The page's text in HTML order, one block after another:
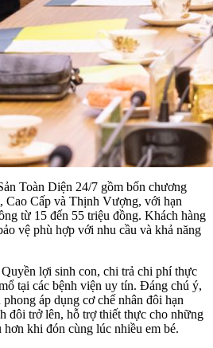
Toàn Diện 24/7 gồm bốn chương
Cấp và Thịnh Vượng, với hạn
từ 15 đến 55 triệu đồng. Khách hàng
vệ phù hợp với nhu cầu và khả năng
lợi sinh con, chi trả chi phí thực
tại các bệnh viện uy tín. Đáng chú ý,
áp dụng cơ chế nhân đôi hạn
đôi trở lên, hỗ trợ thiết thực cho những
khi đón cùng lúc nhiều em bé.